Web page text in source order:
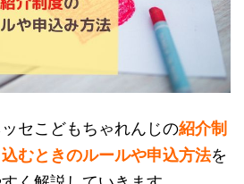
セこどもちゃれんじの紹介制
むときのルールや申込方法を